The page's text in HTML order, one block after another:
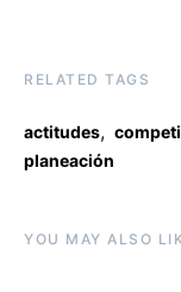
RELATED TAGS
actitudes,
planeación
YOU MAY ALSO